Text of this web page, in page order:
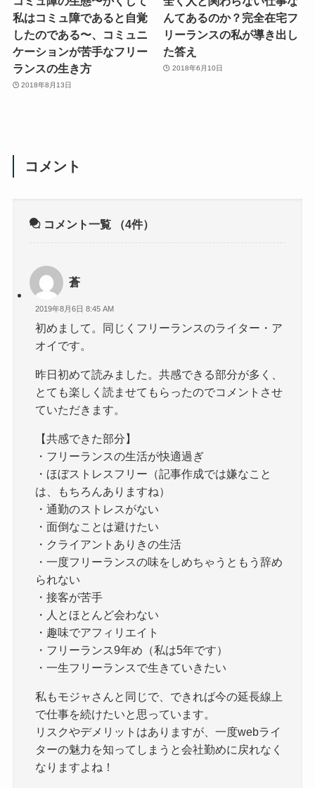
私はコミュ障であると自覚
したのである〜、コミュニ
ケーションが苦手なフリー
ランスの生き方
2018年8月13日
んてあるのか？完全在宅フ
リーランスの私が導き出し
た答え
2018年6月10日
コメント
コメント一覧 （4件）
蒼
2019年8月6日 8:45 AM
初めまして。同じくフリーランスのライター・ア
オイです。
昨日初めて読みました。共感できる部分が多く、
とても楽しく読ませてもらったのでコメントさせ
ていただきます。
【共感できた部分】
・フリーランスの生活が快適過ぎ
・ほぼストレスフリー（記事作成では嫌なこと
は、もちろんありますね）
・通勤のストレスがない
・面倒なことは避けたい
・クライアントありきの生活
・一度フリーランスの味をしめちゃうともう辞め
られない
・接客が苦手
・人とほとんど会わない
・趣味でアフィリエイト
・フリーランス9年め（私は5年です）
・一生フリーランスで生きていきたい
私もモジャさんと同じで、できれば今の延長線上
で仕事を続けたいと思っています。
リスクやデメリットはありますが、一度webライ
ターの魅力を知ってしまうと会社勤めに戻れなく
なりますよね！